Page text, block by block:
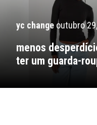
yc change outubro
menos
ter um guarda-